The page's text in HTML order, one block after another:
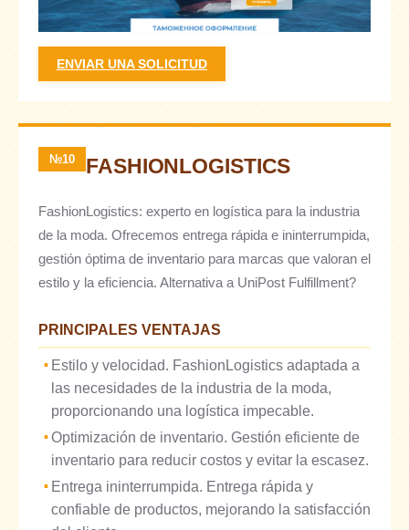
ENVIAR UNA SOLICITUD
№10 FASHIONLOGISTICS
FashionLogistics: experto en logística para la industria
de la moda. Ofrecemos entrega rápida e ininterrumpida,
gestión óptima de inventario para marcas que valoran el
estilo y la eficiencia. Alternativa a UniPost Fulfillment?
PRINCIPALES VENTAJAS
Estilo y velocidad. FashionLogistics adaptada a
las necesidades de la industria de la moda,
proporcionando una logística impecable.
Optimización de inventario. Gestión eficiente de
inventario para reducir costos y evitar la escasez.
Entrega ininterrumpida. Entrega rápida y
confiable de productos, mejorando la satisfacción